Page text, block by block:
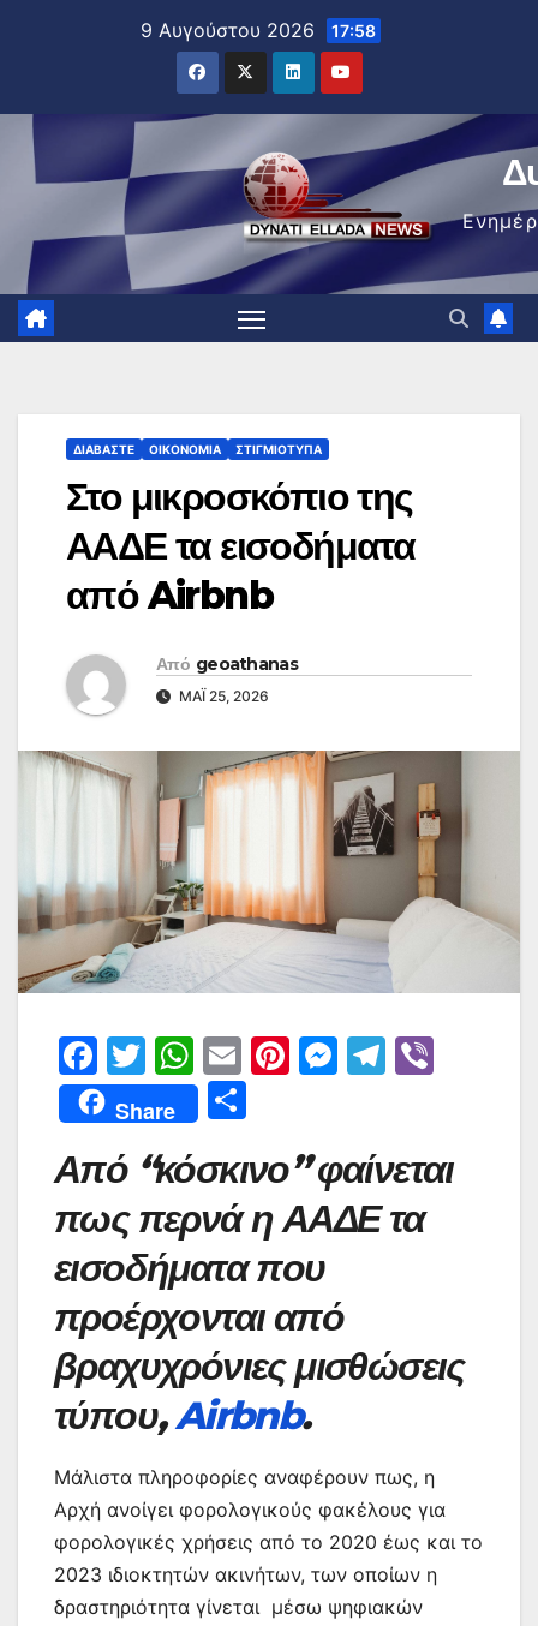
9 Αυγούστου 2026 17:58
ΔΙΑΒΆΣΤΕ ΟΙΚΟΝΟΜΊΑ ΣΤΙΓΜΙΌΤΥΠΑ
Στο μικροσκόπιο της
ΑΑΔΕ τα εισοδήματα
από Airbnb
Από geoathanas
ΜΆΙ 25, 2026
F
a
c
e
b
o
o
k
T
w
itt
er
W
h
at
s
A
p
p
E
m
ai
l
Pi
e
st
M
s
e
n
er
T
gr
a
m
Share
ρ
α
σ
τε
ίτ
ε
Από “κόσκινο” φαίνεται
πως περνά η ΑΑΔΕ τα
εισοδήματα που
προέρχονται από
βραχυχρόνιες μισθώσεις
τύπου,Airbnb.
Μάλιστα πληροφορίες αναφέρουν πως, η
Αρχή ανοίγει φορολογικούς φακέλους για
φορολογικές χρήσεις από το 2020 έως και το
2023 ιδιοκτητών ακινήτων, των οποίων η
δραστηριότητα γίνεται μέσω ψηφιακών